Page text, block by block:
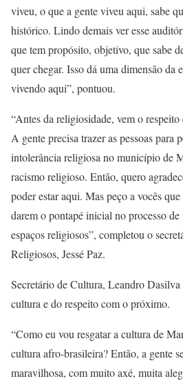
viveu, o que a gente viveu aqui, sabe
histórico. Lindo demais ver esse
que tem propósito, objetivo, que sabe
quer chegar. Isso dá uma dimensão da
vivendo aqui”, pontuou.
“Antes da religiosidade, vem o respeito
A gente precisa trazer as pessoas para
intolerância religiosa no município de
racismo religioso. Então, quero
poder estar aqui. Mas peço a vocês
darem o pontapé inicial no processo de
espaços religiosos”, completou o
Religiosos, Jessé Paz.
Secretário de Cultura, Leandro
cultura e do respeito com o próximo.
“Como eu vou resgatar a cultura de
cultura afro-brasileira? Então, a gente
maravilhosa, com muito axé, muita